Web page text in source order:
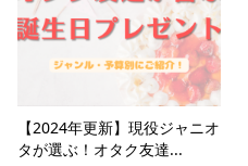
【2024年更新】現役ジャニオ
タが選ぶ！オタク友達...